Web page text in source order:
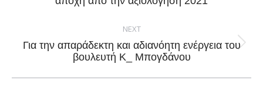
post:
NEXT
Next
post:
Για την απαράδεκτη και αδιανόητη ενέργεια του
βουλευτή Κ_ Μπογδάνου